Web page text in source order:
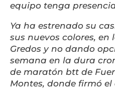
equipo tenga
Ya ha estrenado su
sus nuevos colores, en
Gredos y no dando
semana en la dura
de maratón btt de
Montes, donde firmó el